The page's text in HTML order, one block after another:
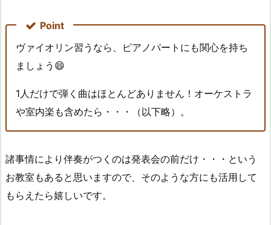
Point
ヴァイオリン習うなら、ピアノパートにも関心を持ち
ましょう😄
1人だけで弾く曲はほとんどありません！オーケストラ
や室内楽も含めたら・・・（以下略）。
諸事情により伴奏がつくのは発表会の前だけ・・・という
お教室もあると思いますので、そのような方にも活用して
もらえたら嬉しいです。